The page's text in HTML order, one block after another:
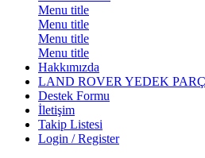
Menu title
Menu title
Menu title
Menu title
Hakkımızda
LAND ROVER YEDEK
Destek Formu
İletişim
Takip Listesi
Login / Register